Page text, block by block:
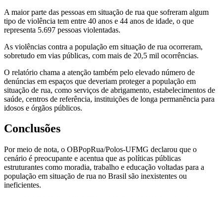
A maior parte das pessoas em situação de rua que sofreram algum
tipo de violência tem entre 40 anos e 44 anos de idade, o que
representa 5.697 pessoas violentadas.
As violências contra a população em situação de rua ocorreram,
sobretudo em vias públicas, com mais de 20,5 mil ocorrências.
O relatório chama a atenção também pelo elevado número de
denúncias em espaços que deveriam proteger a população em
situação de rua, como serviços de abrigamento, estabelecimentos de
saúde, centros de referência, instituições de longa permanência para
idosos e órgãos públicos.
Conclusões
Por meio de nota, o OBPopRua/Polos-UFMG declarou que o
cenário é preocupante e acentua que as políticas públicas
estruturantes como moradia, trabalho e educação voltadas para a
população em situação de rua no Brasil são inexistentes ou
ineficientes.